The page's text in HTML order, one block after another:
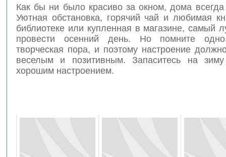
Как бы ни было красиво за окном, дома
Уютная обстановка, горячий чай и любимая
библиотеке или купленная в магазине, самый
провести осенний день. Но помните
творческая пора, и поэтому настроение
веселым и позитивным. Запаситесь на
хорошим настроением.